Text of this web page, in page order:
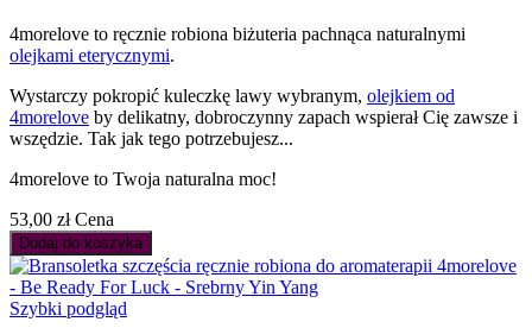
4morelove to ręcznie robiona biżuteria pachnąca naturalnymi
olejkami eterycznymi.
Wystarczy pokropić kuleczkę lawy wybranym, olejkiem od
4morelove by delikatny, dobroczynny zapach wspierał Cię zawsze i
wszędzie. Tak jak tego potrzebujesz...
4morelove to Twoja naturalna moc!
53,00 zł Cena
Dodaj do koszyka
Szybki podgląd